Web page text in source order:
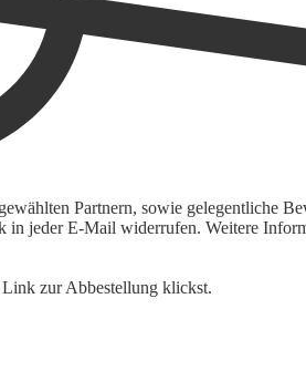
Partnern, sowie gelegentliche
jeder E-Mail widerrufen. Weitere
zur Abbestellung klickst.